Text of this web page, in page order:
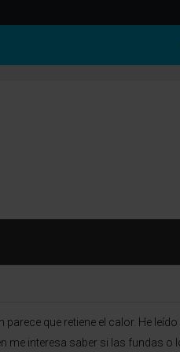
que retiene el calor. He
me interesa saber si las fundas o